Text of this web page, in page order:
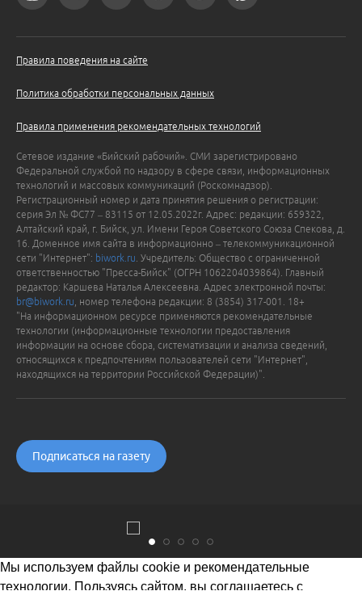
Правила поведения на сайте
Политика обработки персональных данных
Правила применения рекомендательных технологий
Сетевое издание «Бийский рабочий». СМИ зарегистрировано
Федеральной службой по надзору в сфере связи, информационных
технологий и массовых коммуникаций (Роскомнадзор).
Регистрационный номер и дата принятия решения о регистрации:
серия Эл № ФС77 – 83115 от 12.05.2022г. Адрес: редакции: 659322,
Алтайский край, г. Бийск, ул. Имени Героя Советского Союза Спекова, д.
16. Доменное имя сайта в информационно – телекоммуникационной
сети "Интернет": biwork.ru . Учредитель: Общество с ограниченной
ответственностью "Пресса-Бийск" (ОГРН 1062204039864). Главный
редактор: Каршева Наталья Алексеевна. Адрес электронной почты:
br@biwork.ru , номер телефона редакции: 8 (3854) 317-001. 18+
"На информационном ресурсе применяются рекомендательные
технологии (информационные технологии предоставления
информации на основе сбора, систематизации и анализа сведений,
относящихся к предпочтениям пользователей сети "Интернет",
находящихся на территории Российской Федерации)".
Подписаться на газету
Мы используем файлы cookie и рекомендательные
технологии. Пользуясь сайтом, вы соглашаетесь с